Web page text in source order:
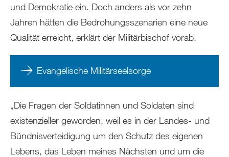
und Demokratie ein. Doch anders als vor zehn
Jahren hätten die Bedrohungsszenarien eine neue
Qualität erreicht, erklärt der Militärbischof vorab.
Evangelische Militärseelsorge
„Die Fragen der Soldatinnen und Soldaten sind
existenzieller geworden, weil es in der Landes- und
Bündnisverteidigung um den Schutz des eigenen
Lebens, das Leben meines Nächsten und um die